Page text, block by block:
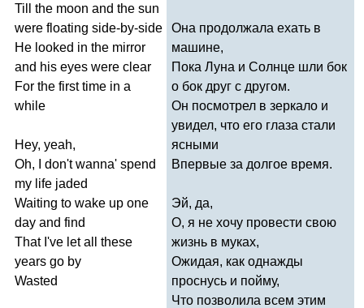
Till
the moon and the sun
were floating side-by-side
He looked in the mirror
and his eyes were clear
For the first time in a
while
Hey, yeah,
Oh, don't wanna' spend
my life jaded
Waiting to wake up one
day and find
That I've let all
these
years go by
Wasted
Она продолжала ехать в
машине,
Пока Луна и Солнце шли бок
о бок друг с другом.
Он посмотрел в зеркало и
увидел, что его глаза стали
ясными
Впервые за долгое время.
Эй, да,
О, я не хочу провести свою
жизнь в муках,
Ожидая, как однажды
проснусь и пойму,
Что позволила всем этим